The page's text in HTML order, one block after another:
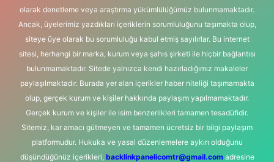
olarak denetleme veya araştırma yükümlülüğümüz bulunmamaktadır.
Ancak, üyelerimiz yazdıkları içeriklerin sorumluluğunu taşımakta olup,
siteye üye olarak bu sorumluluğu kabul etmiş sayılırlar. Bu internet
sitesi, herhangi bir marka, kurum veya şahıs şirketi ile hiçbir bağlantısı
bulunmamaktadır. Sitede yalnızca kendi hazırladığımız makaleler
paylaşılmaktadır. Burada yer alan içerikler haber niteliği taşımamakta
olup, gerçek kurum ve kişiler hakkında paylaşım yapılmamaktadır.
Gerçek kurum ve kişiler ile isim benzerlikleri tamamen tesadüfidir.
Sitemiz, kar amacı gütmeyen ve tamamen ücretsiz bir bilgi paylaşım
platformudur. Hukuka ve yasal düzenlemelere aykırı olduğunu
düşündüğünüz içerikleri, backlinkpanelicomtr@gmail.comadresine